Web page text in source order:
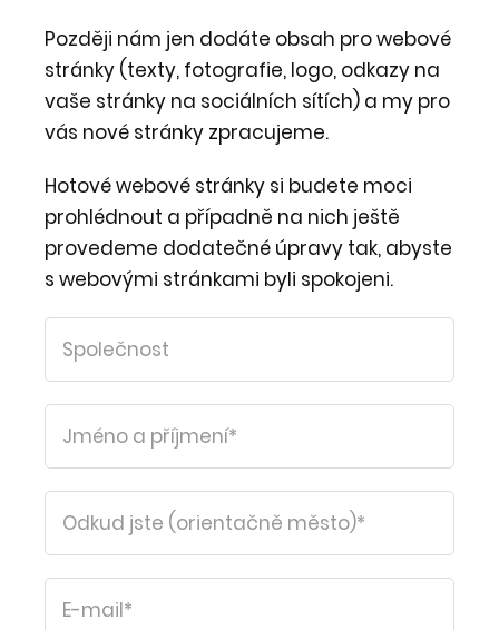
Později nám jen dodáte obsah pro webové
stránky (texty, fotografie, logo, odkazy na
vaše stránky na sociálních sítích) a my pro
vás nové stránky zpracujeme.
Hotové webové stránky si budete moci
prohlédnout a případně na nich ještě
provedeme dodatečné úpravy tak, abyste
s webovými stránkami byli spokojeni.